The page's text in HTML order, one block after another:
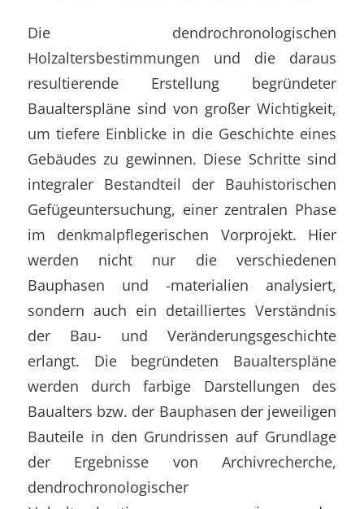
Die dendrochronologischen
Holzaltersbestimmungen und die daraus
resultierende Erstellung begründeter
Baualterspläne sind von großer Wichtigkeit,
um tiefere Einblicke in die Geschichte eines
Gebäudes zu gewinnen. Diese Schritte sind
integraler Bestandteil der Bauhistorischen
Gefügeuntersuchung, einer zentralen Phase
im denkmalpflegerischen Vorprojekt. Hier
werden nicht nur die verschiedenen
Bauphasen und -materialien analysiert,
sondern auch ein detailliertes Verständnis
der Bau- und Veränderungsgeschichte
erlangt. Die begründeten Baualterspläne
werden durch farbige Darstellungen des
Baualters bzw. der Bauphasen der jeweiligen
Bauteile in den Grundrissen auf Grundlage
der Ergebnisse von Archivrecherche,
dendrochronologischer